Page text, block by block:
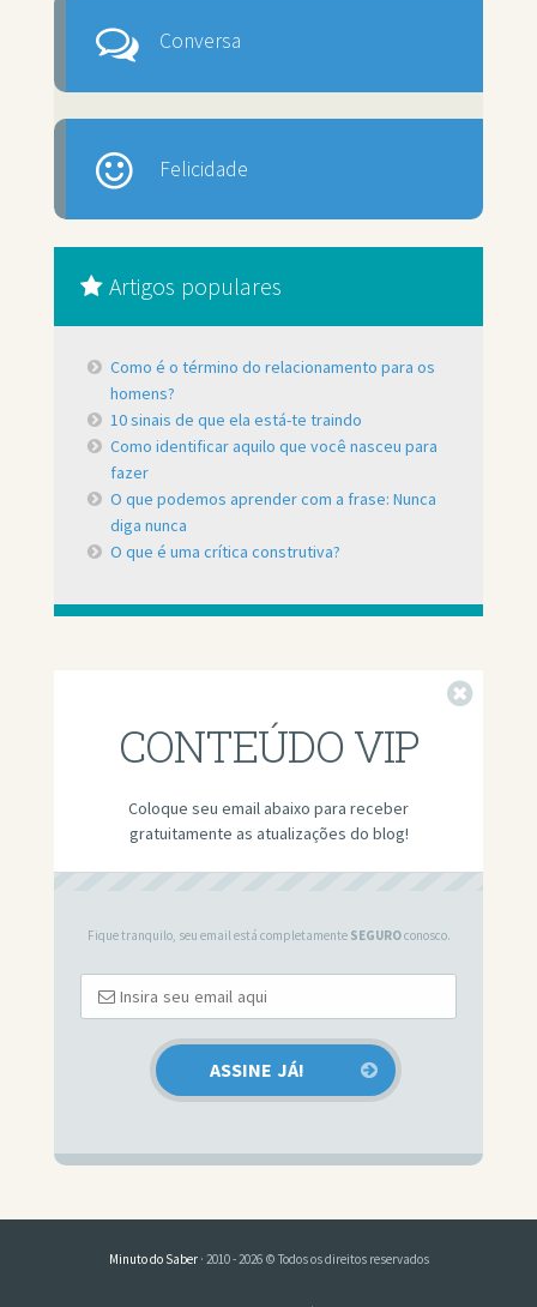
Conversa
Felicidade
Artigos populares
Como é o término do relacionamento para os
homens?
10 sinais de que ela está-te traindo
Como identificar aquilo que você nasceu para
fazer
O que podemos aprender com a frase: Nunca
diga nunca
O que é uma crítica construtiva?
CONTEÚDO VIP
Coloque seu email abaixo para receber
gratuitamente as atualizações do blog!
Fique tranquilo, seu email está completamente SEGUROconosco.
Minuto do Saber· 2010 - 2026 © Todos os direitos reservados